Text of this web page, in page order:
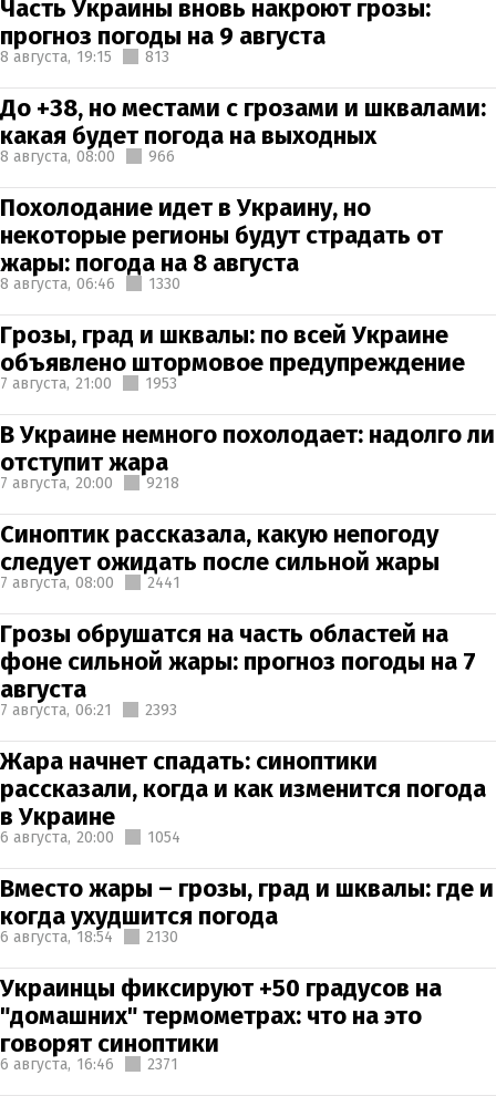
Часть Украины вновь накроют грозы:
прогноз погоды на 9 августа
8 августа, 19:15 813
До +38, но местами с грозами и шквалами:
какая будет погода на выходных
8 августа, 08:00 966
Похолодание идет в Украину, но
некоторые регионы будут страдать от
жары: погода на 8 августа
8 августа, 06:46 1330
Грозы, град и шквалы: по всей Украине
объявлено штормовое предупреждение
7 августа, 21:00 1953
В Украине немного похолодает: надолго ли
отступит жара
7 августа, 20:00 9218
Синоптик рассказала, какую непогоду
следует ожидать после сильной жары
7 августа, 08:00 2441
Грозы обрушатся на часть областей на
фоне сильной жары: прогноз погоды на 7
августа
7 августа, 06:21 2393
Жара начнет спадать: синоптики
рассказали, когда и как изменится погода
в Украине
6 августа, 20:00 1054
Вместо жары – грозы, град и шквалы: где и
когда ухудшится погода
6 августа, 18:54 2130
Украинцы фиксируют +50 градусов на
"домашних" термометрах: что на это
говорят синоптики
6 августа, 16:46 2371